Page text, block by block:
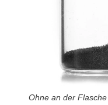
Ohne an der